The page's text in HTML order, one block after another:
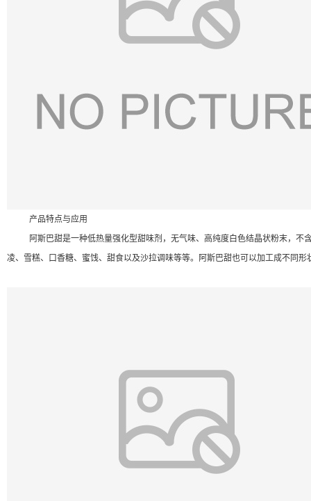
产品特点与应用
阿斯巴甜是一种低热量强化型甜味剂，无气味、高纯度白色结晶状粉末，
凌、雪糕、口香糖、蜜饯、甜食以及沙拉调味等等。阿斯巴甜也可以加工成不同